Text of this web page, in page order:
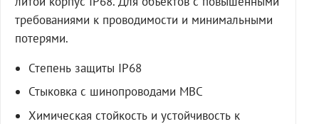
требованиями к проводимости и минимальными
потерями.
Степень защиты IP68
Стыковка с шинопроводами МВС
Химическая стойкость и устойчивость к